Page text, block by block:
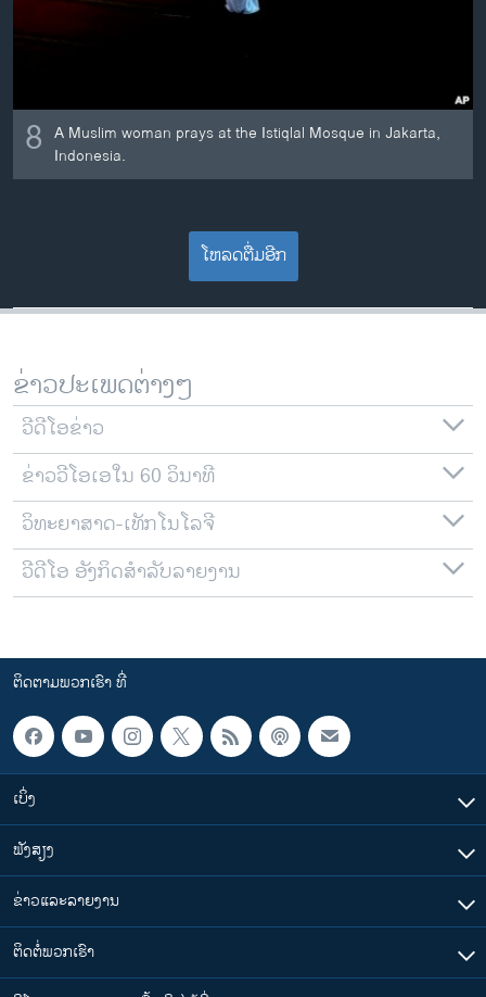
8 A Muslim woman prays at the Istiqlal Mosque in Jakarta,
Indonesia.
ໂຫລດຕື່ມອີກ
ຂ່າວປະເພດຕ່າງໆ
ວີດີໂອຂ່າວ
ຂ່າວວີໂອເອໃນ 60 ວິນາທີ
ວິທະຍາສາດ-ເທັກໂນໂລຈີ
ວີດີໂອ ອັງກິດສຳລັບລາຍງານ
ຕິດຕາມພວກເຮົາ ທີ່
ເບິ່ງ
ຟັງສຽງ
ຂ່າວແລະລາຍງານ
ຕິດຕໍ່ພວກເຮົາ